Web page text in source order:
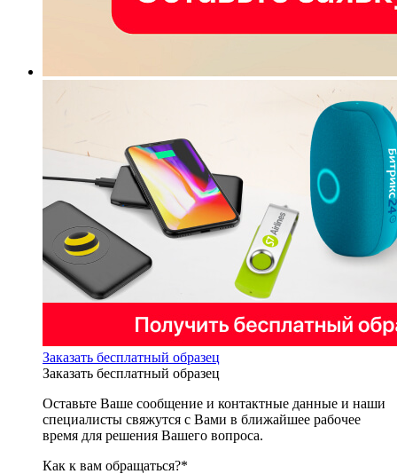
Заказать бесплатный образец
Заказать бесплатный образец
Оставьте Ваше сообщение и контактные данные и наши
специалисты свяжутся с Вами в ближайшее рабочее
время для решения Вашего вопроса.
Как к вам обращаться?*